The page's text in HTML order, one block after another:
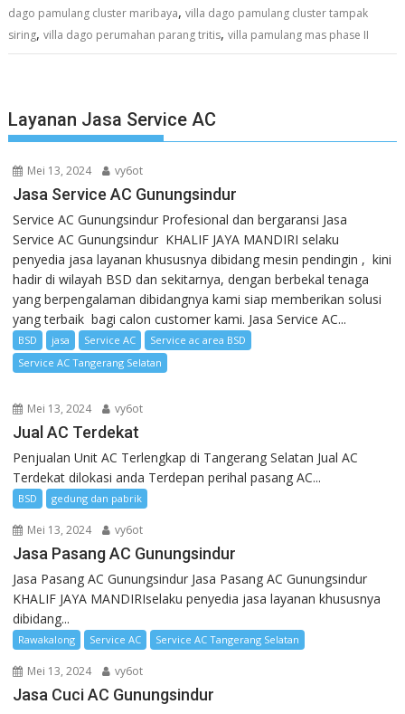
dago pamulang cluster maribaya,villa dago pamulang cluster tampak
siring,villa dago perumahan parang tritis,villa pamulang mas phase II
Layanan Jasa Service AC
Mei 13, 2024 vy6ot
Jasa Service AC Gunungsindur
Service AC Gunungsindur Profesional dan bergaransi Jasa
Service AC Gunungsindur KHALIF JAYA MANDIRI selaku
penyedia jasa layanan khususnya dibidang mesin pendingin , kini
hadir di wilayah BSD dan sekitarnya, dengan berbekal tenaga
yang berpengalaman dibidangnya kami siap memberikan solusi
yang terbaik bagi calon customer kami. Jasa Service AC...
BSD jasa Service AC
Service ac area BSD
Service AC Tangerang Selatan
Mei 13, 2024 vy6ot
Jual AC Terdekat
Penjualan Unit AC Terlengkap di Tangerang Selatan Jual AC
Terdekat dilokasi anda Terdepan perihal pasang AC...
BSD gedung dan pabrik
Mei 13, 2024 vy6ot
Jasa Pasang AC Gunungsindur
Jasa Pasang AC Gunungsindur Jasa Pasang AC Gunungsindur
KHALIF JAYA MANDIRIselaku penyedia jasa layanan khususnya
dibidang...
Rawakalong Service AC Service AC Tangerang Selatan
Mei 13, 2024 vy6ot
Jasa Cuci AC Gunungsindur